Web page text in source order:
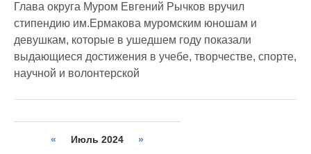
Глава округа Муром Евгений Рычков вручил
стипендию им.Ермакова муромским юношам и
девушкам, которые в ушедшем году показали
выдающиеся достижения в учебе, творчестве, спорте,
научной и волонтерской
« Июль 2024 »